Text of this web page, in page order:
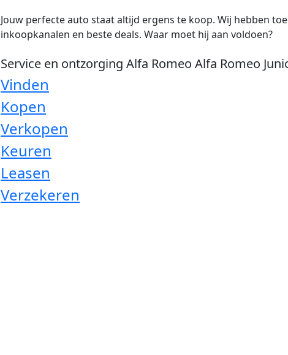
Jouw perfecte auto staat altijd ergens te koop. Wij hebben
inkoopkanalen en beste deals. Waar moet hij aan voldoen?
Service en ontzorging Alfa Romeo Alfa Romeo
Vinden
Kopen
Verkopen
Keuren
Leasen
Verzekeren